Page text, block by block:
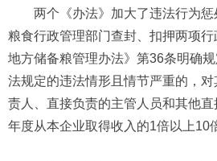
两个《办法》加大了违法行为
粮食行政管理部门查封、扣押两项
地方储备粮管理办法》第36条明确
法规定的违法情形且情节严重的，
责人、直接负责的主管人员和其他
年度从本企业取得收入的1倍以上10